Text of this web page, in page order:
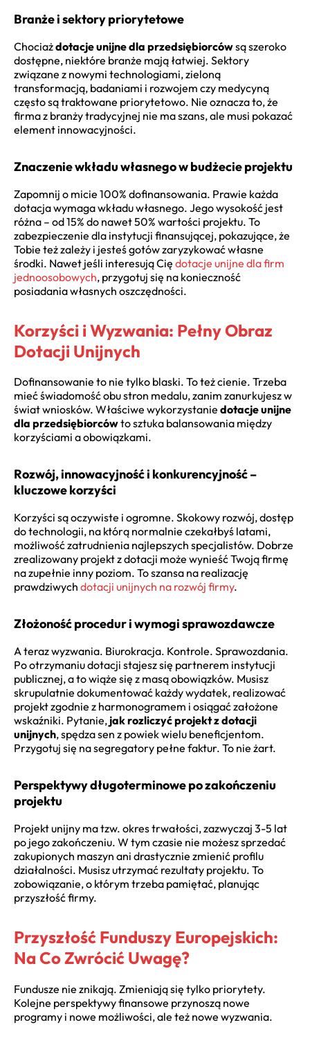
Branże i sektory priorytetowe
Chociażdotacje unijne dla przedsiębiorcówsą szeroko
dostępne, niektóre branże mają łatwiej. Sektory
związane z nowymi technologiami, zieloną
transformacją, badaniami i rozwojem czy medycyną
często są traktowane priorytetowo. Nie oznacza to, że
firma z branży tradycyjnej nie ma szans, ale musi pokazać
element innowacyjności.
Znaczenie wkładu własnego w budżecie projektu
Zapomnij o micie 100% dofinansowania. Prawie każda
dotacja wymaga wkładu własnego. Jego wysokość jest
różna – od 15% do nawet 50% wartości projektu. To
zabezpieczenie dla instytucji finansującej, pokazujące, że
Tobie też zależy i jesteś gotów zaryzykować własne
środki. Nawet jeśli interesują Cię dotacje unijne dla firm
jednoosobowych, przygotuj się na konieczność
posiadania własnych oszczędności.
Korzyści i Wyzwania: Pełny Obraz
Dotacji Unijnych
Dofinansowanie to nie tylko blaski. To też cienie. Trzeba
mieć świadomość obu stron medalu, zanim zanurkujesz w
świat wniosków. Właściwe wykorzystanie dotacje unijne
dla przedsiębiorcówto sztuka balansowania między
korzyściami a obowiązkami.
Rozwój, innowacyjność i konkurencyjność –
kluczowe korzyści
Korzyści są oczywiste i ogromne. Skokowy rozwój, dostęp
do technologii, na którą normalnie czekałbyś latami,
możliwość zatrudnienia najlepszych specjalistów. Dobrze
zrealizowany projekt z dotacji może wynieść Twoją firmę
na zupełnie inny poziom. To szansa na realizację
prawdziwych dotacji unijnych na rozwój firmy.
Złożoność procedur i wymogi sprawozdawcze
A teraz wyzwania. Biurokracja. Kontrole. Sprawozdania.
Po otrzymaniu dotacji stajesz się partnerem instytucji
publicznej, a to wiąże się z masą obowiązków. Musisz
skrupulatnie dokumentować każdy wydatek, realizować
projekt zgodnie z harmonogramem i osiągać założone
wskaźniki. Pytanie, jak rozliczyć projekt z dotacji
unijnych, spędza sen z powiek wielu beneficjentom.
Przygotuj się na segregatory pełne faktur. To nie żart.
Perspektywy długoterminowe po zakończeniu
projektu
Projekt unijny ma tzw. okres trwałości, zazwyczaj 3-5 lat
po jego zakończeniu. W tym czasie nie możesz sprzedać
zakupionych maszyn ani drastycznie zmienić profilu
działalności. Musisz utrzymać rezultaty projektu. To
zobowiązanie, o którym trzeba pamiętać, planując
przyszłość firmy.
Przyszłość Funduszy Europejskich:
Na Co Zwrócić Uwagę?
Fundusze nie znikają. Zmieniają się tylko priorytety.
Kolejne perspektywy finansowe przynoszą nowe
programy i nowe możliwości, ale też nowe wyzwania.